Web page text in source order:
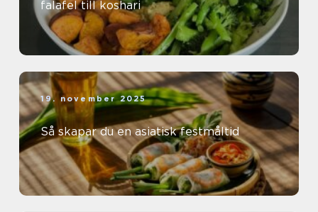
falafel till koshari
19. november 2025
Så skapar du en asiatisk festmåltid